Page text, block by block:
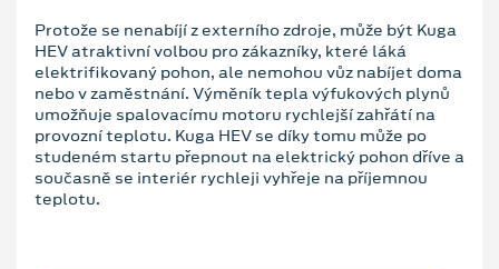
Protože se nenabíjí z externího zdroje, může být Kuga
HEV atraktivní volbou pro zákazníky, které láká
elektrifikovaný pohon, ale nemohou vůz nabíjet doma
nebo v zaměstnání. Výměník tepla výfukových plynů
umožňuje spalovacímu motoru rychlejší zahřátí na
provozní teplotu. Kuga HEV se díky tomu může po
studeném startu přepnout na elektrický pohon dříve a
současně se interiér rychleji vyhřeje na příjemnou
teplotu.